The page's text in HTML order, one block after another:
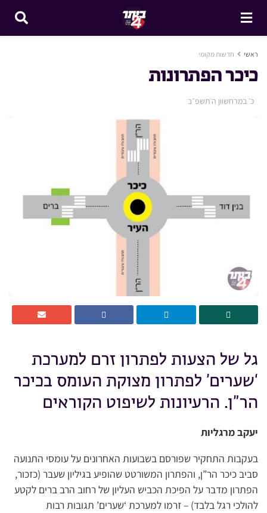
ראשי חדשות מקומי
כיכר הפתרונות
כ׳ במרחשוון ה׳תשפ״ב
גל של הצעות לפתרון זרם למערכת
‘שערים’ לפתרון מצוקת העומס בכיכר
הר”ן. הרעיונות לשיפוט הקוראים
יעקב מרגליות
בעקבות התחקיר שפורסם בשבועות האחרונים על עומסי התנועה
סביב כיכר הר”ן, והפתרון המשורטט שהופיע בגיליון שעבר (כזכור,
הפתרון מדבר על הפיכת הכביש העליון של רחוב הרב ברים לקטע
להולכי רגל בלבד) – זרמו למערכת ‘שערים’ תגובות רבות